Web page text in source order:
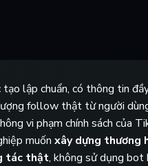
lập chuẩn, có thông tin
follow thật từ người
vi phạm chính sách của
muốn xây dựng thương
tác thật, không sử dụng bot